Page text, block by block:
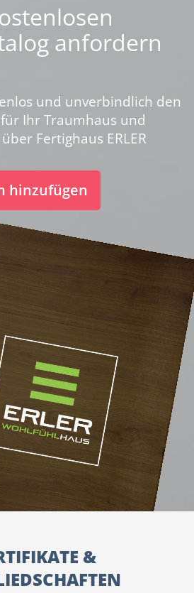
anfordern
und unverbindlich den
Ihr Traumhaus und
Fertighaus ERLER
hinzufügen
&